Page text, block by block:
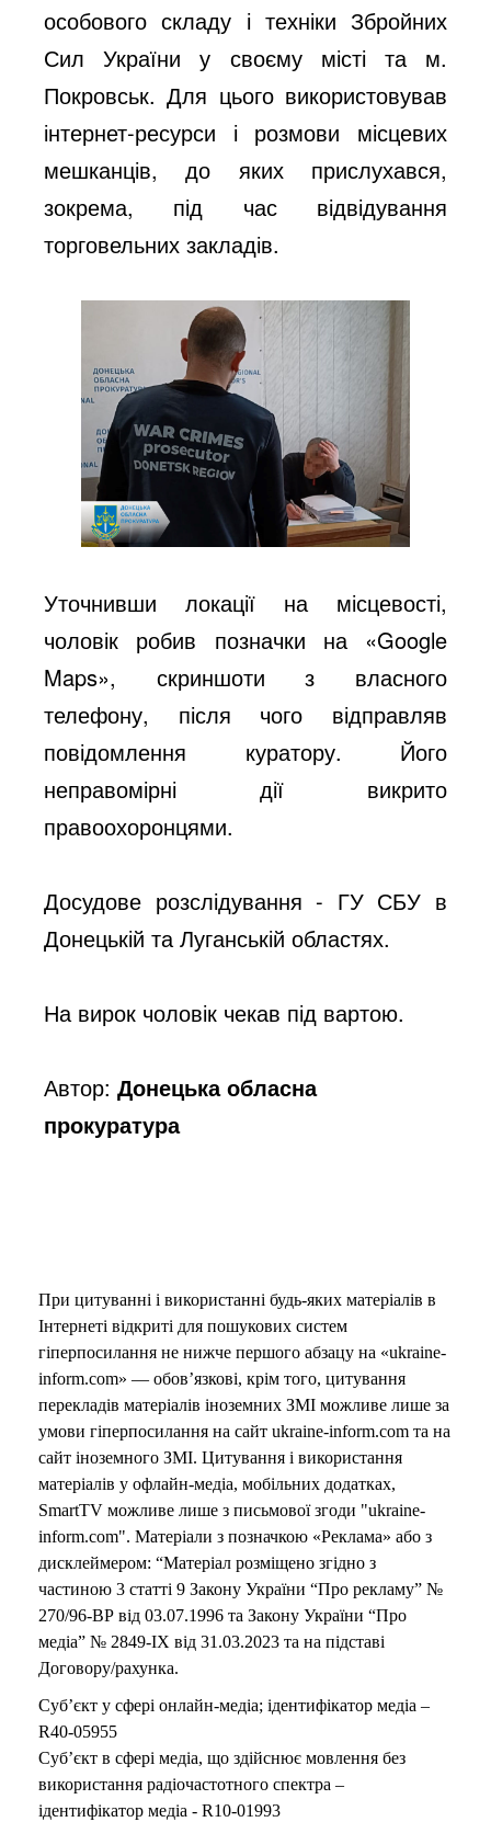
особового складу і техніки Збройних
Сил України у своєму місті та м.
Покровськ. Для цього використовував
інтернет-ресурси і розмови місцевих
мешканців, до яких прислухався,
зокрема, під час відвідування
торговельних закладів.
Уточнивши локації на місцевості,
чоловік робив позначки на «Google
Maps», скриншоти з власного
телефону, після чого відправляв
повідомлення куратору. Його
неправомірні дії викрито
правоохоронцями.
Досудове розслідування - ГУ СБУ в
Донецькій та Луганській областях.
На вирок чоловік чекав під вартою.
Автор:Донецька обласна
прокуратура
При цитуванні і використанні будь-яких матеріалів в
Інтернеті відкриті для пошукових систем
гіперпосилання не нижче першого абзацу на «ukraine-
inform.com» — обов’язкові, крім того, цитування
перекладів матеріалів іноземних ЗМІ можливе лише за
умови гіперпосилання на сайт ukraine-inform.com та на
сайт іноземного ЗМІ. Цитування і використання
матеріалів у офлайн-медіа, мобільних додатках,
SmartTV можливе лише з письмової згоди "ukraine-
inform.com". Матеріали з позначкою «Реклама» або з
дисклеймером: “Матеріал розміщено згідно з
частиною 3 статті 9 Закону України “Про рекламу” №
270/96-ВР від 03.07.1996 та Закону України “Про
медіа” № 2849-IX від 31.03.2023 та на підставі
Договору/рахунка.
Суб’єкт у сфері онлайн-медіа; ідентифікатор медіа –
R40-05955
Суб’єкт в сфері медіа, що здійснює мовлення без
використання радіочастотного спектра –
ідентифікатор медіа - R10-01993